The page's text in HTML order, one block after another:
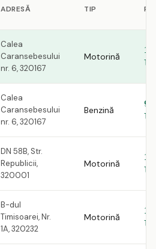
ADRESĂ TIP
Calea
Caransebesului
nr. 6, 320167
Motorină
Calea
Caransebesului
nr. 6, 320167
Benzină
DN 58B, Str.
Republicii,
320001
Motorină
B-dul
Timisoarei, Nr.
1A, 320232
Motorină